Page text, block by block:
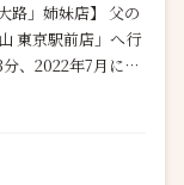
東京駅前店」へ行
、2022年7月にオ
階に位置するこの
された黒毛和牛